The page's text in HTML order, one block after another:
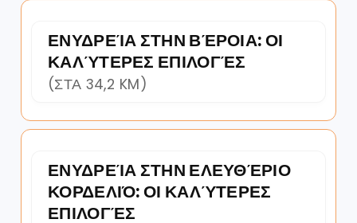
ΕΝΥΔΡΕΊΑ ΣΤΗΝ ΒΈΡΟΙΑ: ΟΙ
ΚΑΛΎΤΕΡΕΣ ΕΠΙΛΟΓΈΣ
(ΣΤΑ 34,2 KM)
ΕΝΥΔΡΕΊΑ ΣΤΗΝ ΕΛΕΥΘΈΡΙΟ
ΚΟΡΔΕΛΙΌ: ΟΙ ΚΑΛΎΤΕΡΕΣ
ΕΠΙΛΟΓΈΣ